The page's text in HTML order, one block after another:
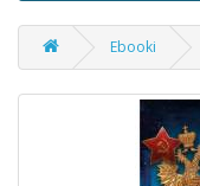
Ebooki